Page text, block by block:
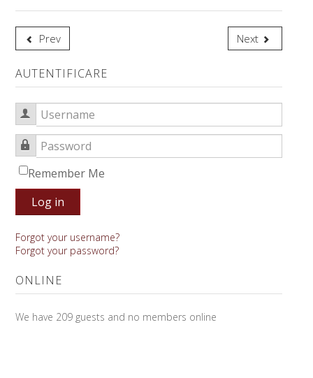
Prev Next
AUTENTIFICARE
Username
Password
Remember Me
Log in
Forgot your username?
Forgot your password?
ONLINE
We have 209 guests and no members online